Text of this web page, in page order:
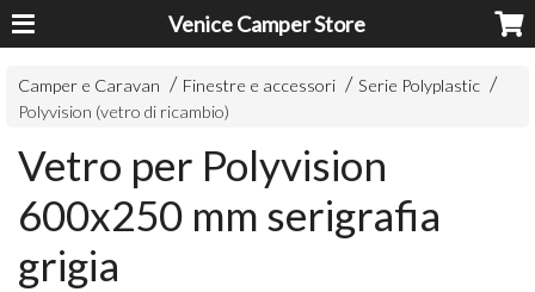
Venice Camper Store
Camper e Caravan Finestre e accessori
Serie Polyplastic
Polyvision (vetro di ricambio)
Vetro per Polyvision
600x250 mm serigrafia
grigia